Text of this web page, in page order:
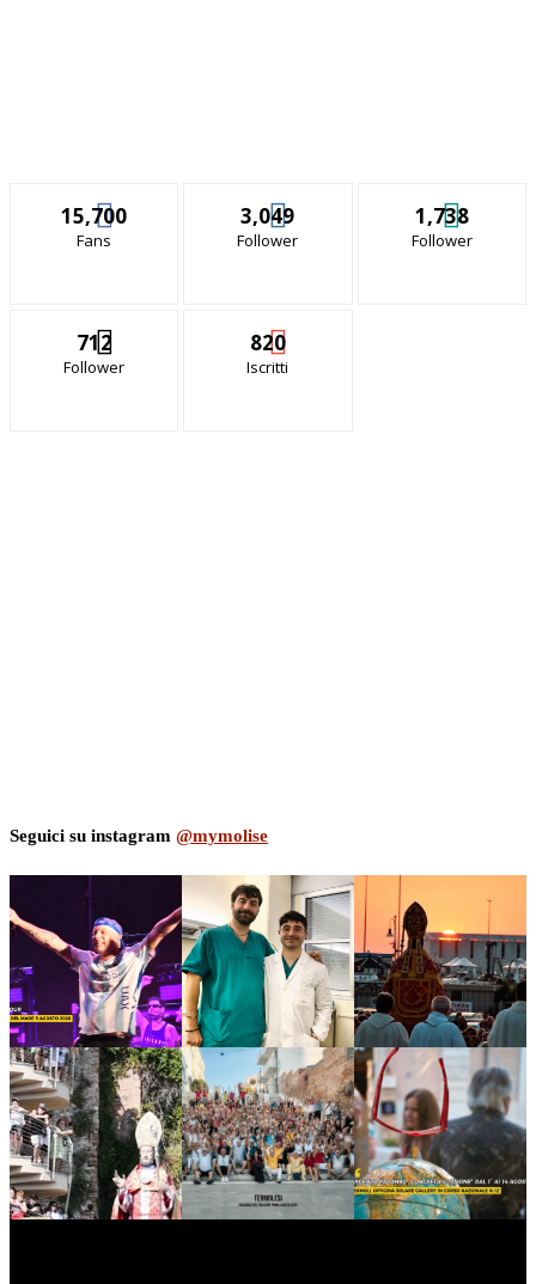
15,700
Fans
3,049
Follower
1,738
Follower
712
Follower
820
Iscritti
Seguici su instagram @mymolise